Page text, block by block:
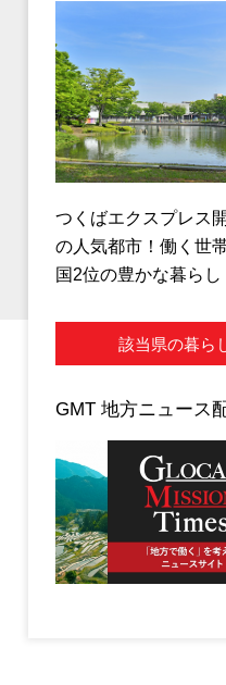
つくばエクスプレス
の人気都市！働く世
国2位の豊かな暮らし
該当県の暮ら
GMT 地方ニュース